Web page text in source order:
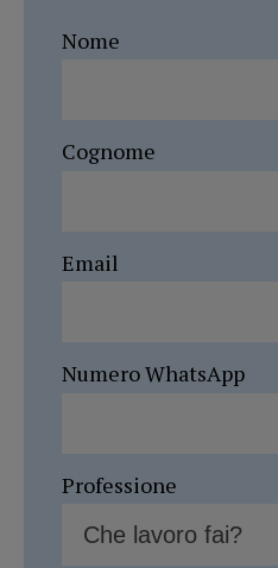
Nome
Cognome
Email
Numero WhatsApp
Professione